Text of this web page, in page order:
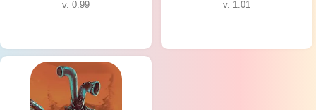
v. 0.99 v. 1.01